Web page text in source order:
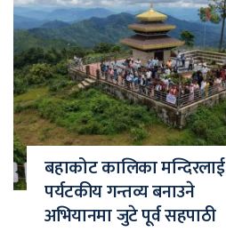
बहाकोट कालिका मन्दिरलाई
पर्यटकीय गन्तव्य बनाउने
अभियानमा जुटे पूर्व सहपाठी